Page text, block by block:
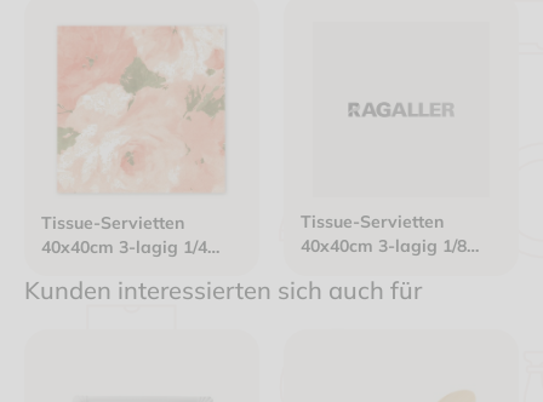
Tissue-Servietten
40x40cm 3-lagig 1/4
apricot/grün"
Tissue-Servietten
40x40cm 3-lagig 1/8
Kunden interessierten sich auch für